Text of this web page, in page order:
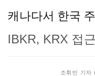
캐나다서 한국
IBKR, KRX 접
조휘빈 기자